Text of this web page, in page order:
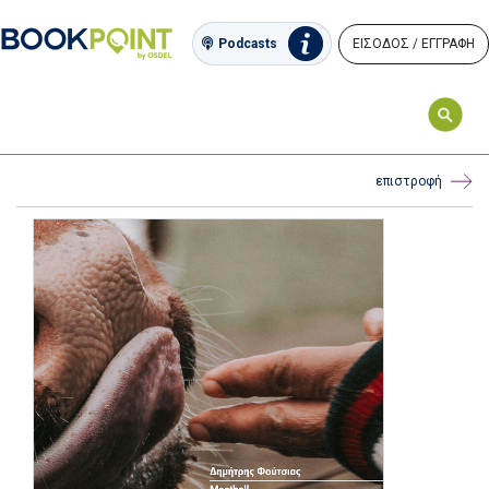
Podcasts ΕΙΣΟΔΟΣ / ΕΓΓΡΑΦΗ
επιστροφή